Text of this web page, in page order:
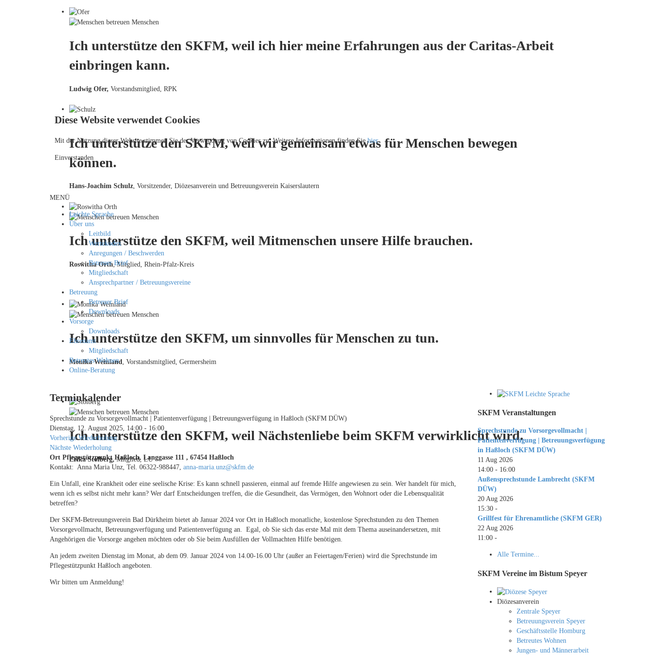
Ich unterstütze den SKFM, weil ich hier meine Erfahrungen aus der Caritas-Arbeit
einbringen kann.
Ludwig Ofer, Vorstandsmitglied, RPK
Ich unterstütze den SKFM, weil wir gemeinsam etwas für Menschen bewegen
können.
Hans-Joachim Schulz, Vorsitzender, Diözesanverein und Betreuungsverein Kaiserslautern
Ich unterstütze den SKFM, weil Mitmenschen unsere Hilfe brauchen.
Roswitha Orth, Mitglied, Rhein-Pfalz-Kreis
Ich unterstütze den SKFM, um sinnvolles für Menschen zu tun.
Monika Weinland, Vorstandsmitglied, Germersheim
Ich unterstütze den SKFM, weil Nächstenliebe beim SKFM verwirklicht wird.
Erika Stolberg,Mitglied, LU
Diese Website verwendet Cookies
Mit der Nutzung dieser Website stimmen Sie der Verwendung von Cookies zu. Weitere Informationen finden Siehier.
Einverstanden
MENÜ
Leichte Sprache
Über uns
Leitbild
Wertekodex
Anregungen / Beschwerden
Betreuer Brief
Mitgliedschaft
Ansprechpartner / Betreuungsvereine
Betreuung
Betreuer Brief
Downloads
Vorsorge
Downloads
Ehrenamt
Mitgliedschaft
Betreutes Wohnen
Online-Beratung
Terminkalender
Sprechstunde zu Vorsorgevollmacht | Patientenverfügung | Betreuungsverfügung in Haßloch (SKFM DÜW)
Dienstag, 12. August 2025, 14:00 - 16:00
Vorherige Wiederholung
Nächste Wiederholung
Ort Pflegestützpunkt Haßloch, Langgasse 111 , 67454 Haßloch
Kontakt: Anna Maria Unz, Tel. 06322-988447, anna-maria.unz@skfm.de
Ein Unfall, eine Krankheit oder eine seelische Krise: Es kann schnell passieren, einmal auf fremde Hilfe angewiesen zu sein. Wer handelt für mich,
wenn ich es selbst nicht mehr kann? Wer darf Entscheidungen treffen, die die Gesundheit, das Vermögen, den Wohnort oder die Lebensqualität
betreffen?
Der SKFM-Betreuungsverein Bad Dürkheim bietet ab Januar 2024 vor Ort in Haßloch monatliche, kostenlose Sprechstunden zu den Themen
Vorsorgevollmacht, Betreuungsverfügung und Patientenverfügung an. Egal, ob Sie sich das erste Mal mit dem Thema auseinandersetzen, mit
Angehörigen die Vorsorge angehen möchten oder ob Sie beim Ausfüllen der Vollmachten Hilfe benötigen.
An jedem zweiten Dienstag im Monat, ab dem 09. Januar 2024 von 14.00-16.00 Uhr (außer an Feiertagen/Ferien) wird die Sprechstunde im
Pflegestützpunkt Haßloch angeboten.
Wir bitten um Anmeldung!
SKFM Veranstaltungen
Sprechstunde zu Vorsorgevollmacht |
Patientenverfügung | Betreuungsverfügung
in Haßloch (SKFM DÜW)
11 Aug 2026
14:00- 16:00
Außensprechstunde Lambrecht (SKFM
DÜW)
20 Aug 2026
15:30-
Grillfest für Ehrenamtliche (SKFM GER)
22 Aug 2026
11:00-
Alle Termine...
SKFM Vereine im Bistum Speyer
Diözesanverein
Zentrale Speyer
Betreuungsverein Speyer
Geschäftsstelle Homburg
Betreutes Wohnen
Jungen- und Männerarbeit